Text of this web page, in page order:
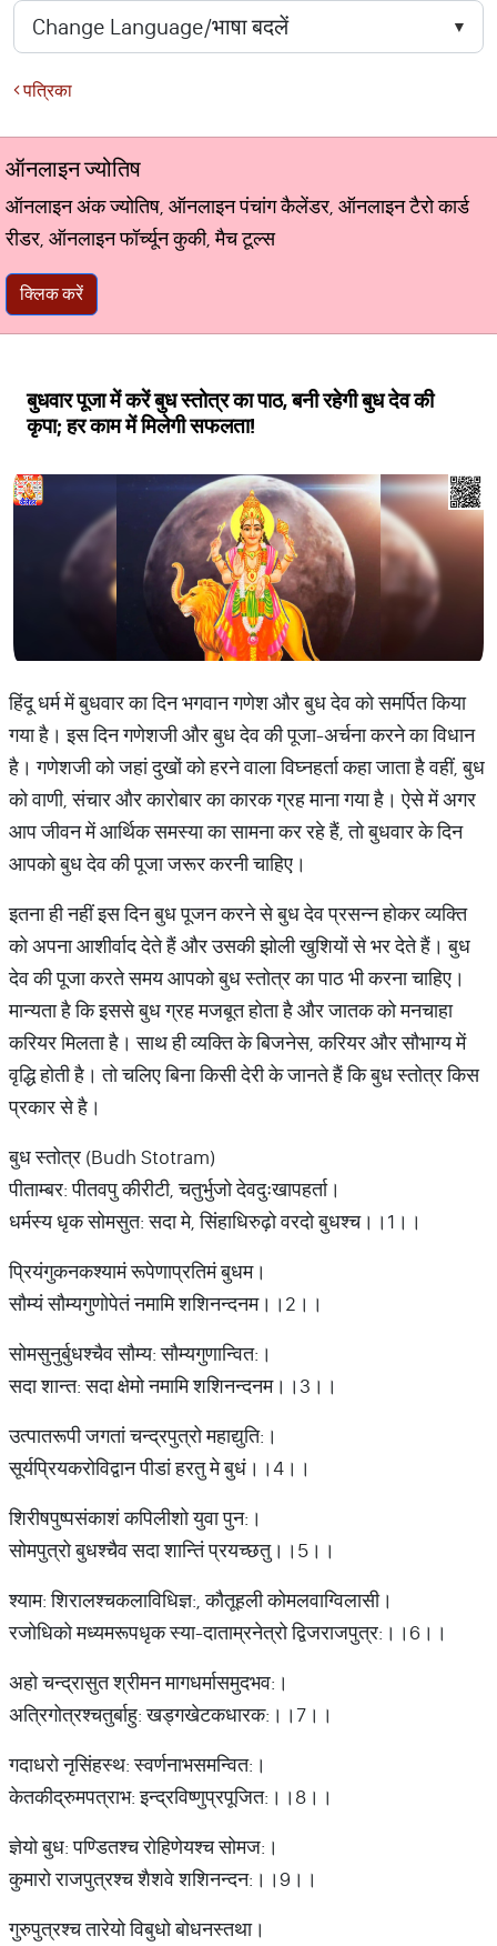
पत्रिका
ऑनलाइन ज्योतिष
ऑनलाइन अंक ज्योतिष, ऑनलाइन पंचांग कैलेंडर, ऑनलाइन टैरो कार्ड
रीडर, ऑनलाइन फॉर्च्यून कुकी, मैच टूल्स
क्लिक करें
बुधवार पूजा में करें बुध स्तोत्र का पाठ, बनी रहेगी बुध देव की
कृपा; हर काम में मिलेगी सफलता!
हिंदू धर्म में बुधवार का दिन भगवान गणेश और बुध देव को समर्पित किया
गया है। इस दिन गणेशजी और बुध देव की पूजा-अर्चना करने का विधान
है। गणेशजी को जहां दुखों को हरने वाला विघ्नहर्ता कहा जाता है वहीं, बुध
को वाणी, संचार और कारोबार का कारक ग्रह माना गया है। ऐसे में अगर
आप जीवन में आर्थिक समस्या का सामना कर रहे हैं, तो बुधवार के दिन
आपको बुध देव की पूजा जरूर करनी चाहिए।
इतना ही नहीं इस दिन बुध पूजन करने से बुध देव प्रसन्न होकर व्यक्ति
को अपना आशीर्वाद देते हैं और उसकी झोली खुशियों से भर देते हैं। बुध
देव की पूजा करते समय आपको बुध स्तोत्र का पाठ भी करना चाहिए।
मान्यता है कि इससे बुध ग्रह मजबूत होता है और जातक को मनचाहा
करियर मिलता है। साथ ही व्यक्ति के बिजनेस, करियर और सौभाग्य में
वृद्धि होती है। तो चलिए बिना किसी देरी के जानते हैं कि बुध स्तोत्र किस
प्रकार से है।
बुध स्तोत्र (Budh Stotram)
पीताम्बर: पीतवपु कीरीटी, चतुर्भुजो देवदुःखापहर्ता।
धर्मस्य धृक सोमसुत: सदा मे, सिंहाधिरुढ़ो वरदो बुधश्च।।1।।
प्रियंगुकनकश्यामं रूपेणाप्रतिमं बुधम।
सौम्यं सौम्यगुणोपेतं नमामि शशिनन्दनम।।2।।
सोमसुनुर्बुधश्चैव सौम्य: सौम्यगुणान्वित:।
सदा शान्त: सदा क्षेमो नमामि शशिनन्दनम।।3।।
उत्पातरूपी जगतां चन्द्रपुत्रो महाद्युति:।
सूर्यप्रियकरोविद्वान पीडां हरतु मे बुधं।।4।।
शिरीषपुष्पसंकाशं कपिलीशो युवा पुन:।
सोमपुत्रो बुधश्चैव सदा शान्तिं प्रयच्छतु।।5।।
श्याम: शिरालश्चकलाविधिज्ञ:, कौतूहली कोमलवाग्विलासी।
रजोधिको मध्यमरूपधृक स्या-दाताम्रनेत्रो द्विजराजपुत्र:।।6।।
अहो चन्द्रासुत श्रीमन मागधर्मासमुदभव:।
अत्रिगोत्रश्चतुर्बाहु: खड्गखेटकधारक:।।7।।
गदाधरो नृसिंहस्थ: स्वर्णनाभसमन्वित:।
केतकीद्रुमपत्राभ: इन्द्रविष्णुप्रपूजित:।।8।।
ज्ञेयो बुध: पण्डितश्च रोहिणेयश्च सोमज:।
कुमारो राजपुत्रश्च शैशवे शशिनन्दन:।।9।।
गुरुपुत्रश्च तारेयो विबुधो बोधनस्तथा।